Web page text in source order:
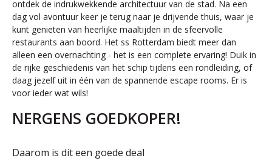
ontdek de indrukwekkende architectuur van de stad. Na een
dag vol avontuur keer je terug naar je drijvende thuis, waar je
kunt genieten van heerlijke maaltijden in de sfeervolle
restaurants aan boord. Het ss Rotterdam biedt meer dan
alleen een overnachting - het is een complete ervaring! Duik in
de rijke geschiedenis van het schip tijdens een rondleiding, of
daag jezelf uit in één van de spannende escape rooms. Er is
voor ieder wat wils!
NERGENS GOEDKOPER!
Daarom is dit een goede deal